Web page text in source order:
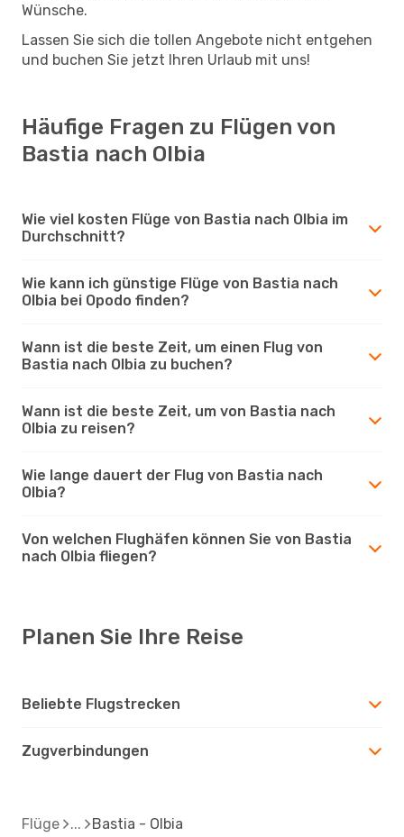
Wünsche.
Lassen Sie sich die tollen Angebote nicht entgehen
und buchen Sie jetzt Ihren Urlaub mit uns!
Häufige Fragen zu Flügen von
Bastia nach Olbia
Wie viel kosten Flüge von Bastia nach Olbia im
Durchschnitt?
Wie kann ich günstige Flüge von Bastia nach
Olbia bei Opodo finden?
Wann ist die beste Zeit, um einen Flug von
Bastia nach Olbia zu buchen?
Wann ist die beste Zeit, um von Bastia nach
Olbia zu reisen?
Wie lange dauert der Flug von Bastia nach
Olbia?
Von welchen Flughäfen können Sie von Bastia
nach Olbia fliegen?
Planen Sie Ihre Reise
Beliebte Flugstrecken
Zugverbindungen
Flüge Bastia - Olbia